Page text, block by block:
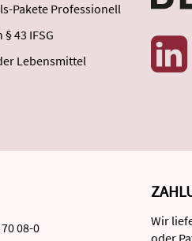
Pakete Professionell
43 IFSG
Lebensmittel
08-0
Wir
oder